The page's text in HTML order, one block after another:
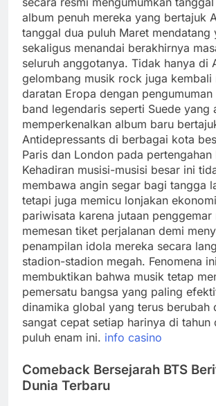
album penuh mereka yang bertajuk
tanggal dua puluh Maret mendatang
sekaligus menandai berakhirnya
seluruh anggotanya. Tidak hanya di
gelombang musik rock juga kembali
daratan Eropa dengan
band legendaris seperti Suede yang
memperkenalkan album baru
Antidepressants di berbagai kota
Paris dan London pada pertengahan
Kehadiran musisi-musisi besar ini
membawa angin segar bagi tangga
tetapi juga memicu lonjakan
pariwisata karena jutaan penggemar
memesan tiket perjalanan demi
penampilan idola mereka secara
stadion-stadion megah. Fenomena ini
membuktikan bahwa musik tetap
pemersatu bangsa yang paling
dinamika global yang terus berubah
sangat cepat setiap harinya di tahun
puluh enam ini. info casino
Comeback Bersejarah BTS
Dunia Terbaru